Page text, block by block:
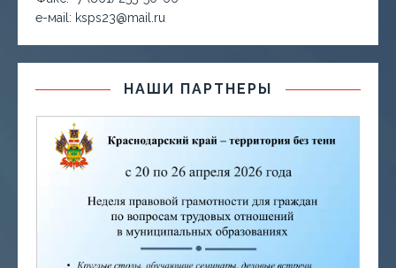
е-маil: ksps23@mail.ru
НАШИ ПАРТНЕРЫ